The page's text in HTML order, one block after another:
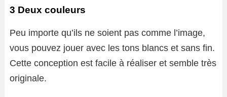
3 Deux couleurs
Peu importe qu’ils ne soient pas comme l’image,
vous pouvez jouer avec les tons blancs et sans fin.
Cette conception est facile à réaliser et semble très
originale.